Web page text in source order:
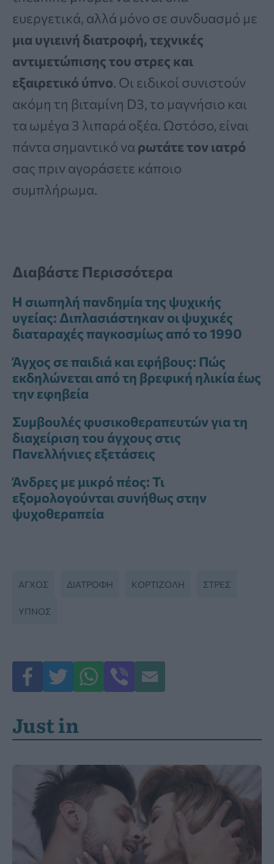
ευεργετικά, αλλά μόνο σε συνδυασμό με
μια υγιεινή διατροφή, τεχνικές
αντιμετώπισης του στρες και
εξαιρετικό ύπνο. Οι ειδικοί συνιστούν
ακόμη τη βιταμίνη D3, το μαγνήσιο και
τα ωμέγα 3 λιπαρά οξέα. Ωστόσο, είναι
πάντα σημαντικό να ρωτάτε τον ιατρό
σας πριν αγοράσετε κάποιο
συμπλήρωμα.
Διαβάστε Περισσότερα
Η σιωπηλή πανδημία της ψυχικής
υγείας: Διπλασιάστηκαν οι ψυχικές
διαταραχές παγκοσμίως από το 1990
Άγχος σε παιδιά και εφήβους: Πώς
εκδηλώνεται από τη βρεφική ηλικία έως
την εφηβεία
Συμβουλές φυσικοθεραπευτών για τη
διαχείριση του άγχους στις
Πανελλήνιες εξετάσεις
Άνδρες με μικρό πέος: Τι
εξομολογούνται συνήθως στην
ψυχοθεραπεία
ΆΓΧΟΣ ΔΙΑΤΡΟΦΉ ΚΟΡΤΙΖΌΛΗ ΣΤΡΕΣ
ΥΠΝΟΣ
Just in